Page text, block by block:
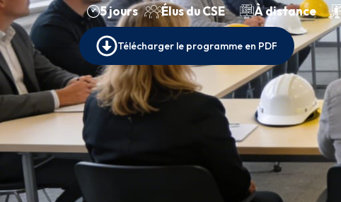
5 jours Élus du CSE À distance
Télécharger le programme en PDF